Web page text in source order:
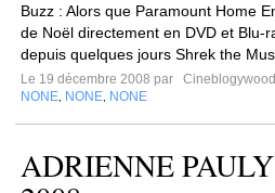
Buzz : Alors que Paramount Home
de Noël directement en DVD et Blu-
depuis quelques jours Shrek the
Le 19 décembre 2008 par
Cineblogywood
NONE NONE NONE
ADRIENNE